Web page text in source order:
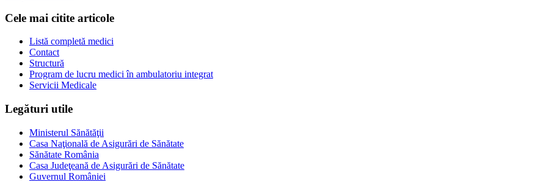
Cele mai citite articole
Listă completă medici
Contact
Structură
Program de lucru medici în ambulatoriu integrat
Servicii Medicale
Legături utile
Ministerul Sănătăţii
Casa Naţională de Asigurări de Sănătate
Sănătate România
Casa Judeţeană de Asigurări de Sănătate
Guvernul României